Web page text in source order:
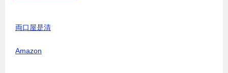
両口屋是清
Amazon